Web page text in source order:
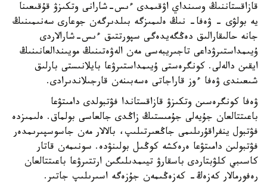
قازاقستاننىڭ وسىنداي اۋقىمدى ءىس-شارانى وتكىزۋ قۇقىعىنا
يە بولۋى - ۋەفا- نىڭ ەلىمىزگە بىلدىرگەن جوعارى سەنىمىنىڭ
جانە حالىقارالىق دەڭگەيدەگى سپورتتىق ءىس-شارالاردى
ۇيىمداستىرۋداعى تاجىريبەسى مەن الەۋەتىنىڭ مويىندالعانىنىڭ
ايقىن دالەلى. كونگرەستى ۇيىمداستىرۋعا بايلانىستى بارلىق
شىعىندى ۋەفا ءوز قاراجاتى ەسەبىنەن قارجىلاندىرادى.
ۋەفا كونگرەسىن وتكىزۋ قازاقستاندا فۋتبولدى دامىتۋعا
باعىتتالعان جۇيەلى جۇمىستىڭ زاڭدى جالعاسى بولماق. ەلىمىزدە
فۋتبول ينفراقۇرىلىمى جاڭعىرتىلىپ، بالالار مەن جاسوسپىرىمدەر
فۋتبولىن دامىتۋعا ەرەكشە كوڭىل بولىنۋدە. سونىمەن قاتار
كاسىبي كلۋبتاردى باسقارۋ تيىمدىلىگىن ارتتىرۋعا باعىتتالعان
رەفورمالار كەزەڭ- كەزەڭىمەن جۇزەگە اسىرىلىپ جاتىر.